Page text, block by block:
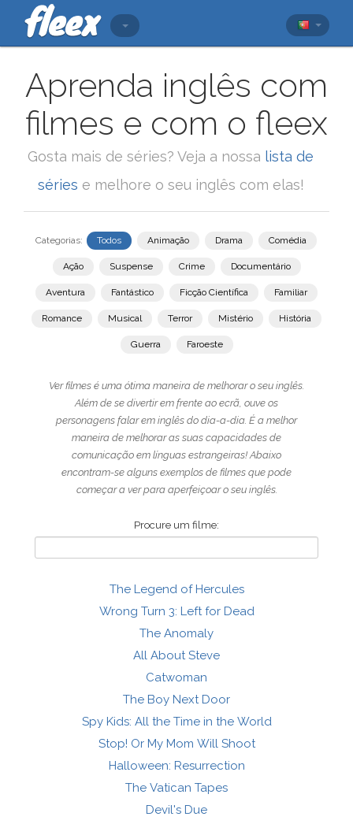
Aprenda inglês com
filmes e com o fleex
Gosta mais de séries? Veja a nossa lista de
séries e melhore o seu inglês com elas!
Categorias: Todos Animação Drama Comédia
Ação Suspense Crime Documentário
Aventura Fantástico Ficção Científica Familiar
Romance Musical Terror Mistério História
Guerra Faroeste
Ver filmes é uma ótima maneira de melhorar o seu inglês.
Além de se divertir em frente ao ecrã, ouve os
personagens falar em inglês do dia-a-dia. É a melhor
maneira de melhorar as suas capacidades de
comunicação em línguas estrangeiras! Abaixo
encontram-se alguns exemplos de filmes que pode
começar a ver para aperfeiçoar o seu inglês.
Procure um filme:
The Legend of Hercules
Wrong Turn 3: Left for Dead
The Anomaly
All About Steve
Catwoman
The Boy Next Door
Spy Kids: All the Time in the World
Stop! Or My Mom Will Shoot
Halloween: Resurrection
The Vatican Tapes
Devil's Due